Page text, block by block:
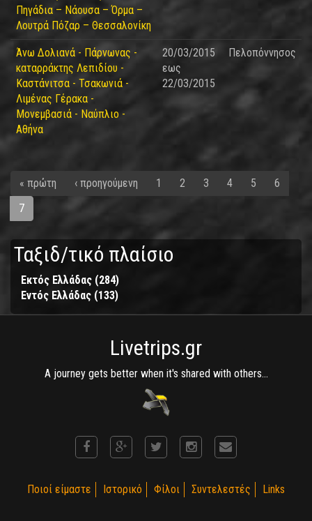
Πηγάδια – Νάουσα – Όρμα –
Λουτρά Πόζαρ – Θεσσαλονίκη
Άνω Δολιανά - Πάρνωνας -
καταρράκτης Λεπιδίου -
Καστάνιτσα - Τσακωνιά -
Λιμένας Γέρακα -
Μονεμβασιά - Ναύπλιο -
Αθήνα
20/03/2015
εως
22/03/2015
Πελοπόννησος
« πρώτη ‹ προηγούμενη 1 2 3 4 5
6
7
Ταξιδ/τικό πλαίσιο
Εκτός Ελλάδας (284)
Ελλάδας
Εντός Ελλάδας (133)
Εντός
filter
Livetrips.gr
A journey gets better when it's shared with others...
Ποιοί είμαστε Ιστορικό Φίλοι Συντελεστές Links